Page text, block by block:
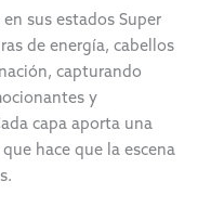
sus estados Super
de energía, cabellos
capturando
y
capa aporta una
hace que la escena